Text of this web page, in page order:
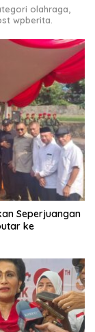
olahraga,
wpberita.
Seperjuangan
ke